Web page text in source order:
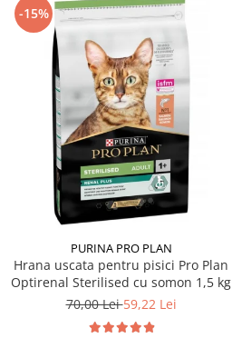
-15%
PURINA PRO PLAN
Hrana uscata pentru pisici Pro Plan
Optirenal Sterilised cu somon 1,5 kg
70,00 Lei59,22 Lei